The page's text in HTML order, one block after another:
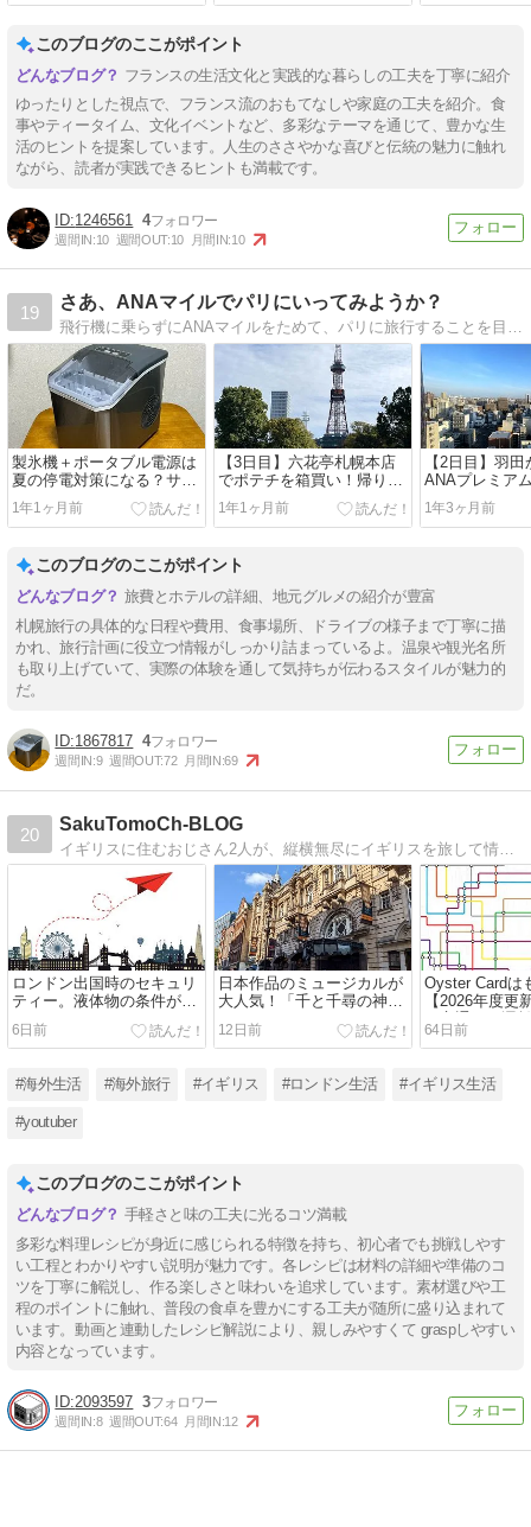
このブログのここがポイント
フランスの生活文化と実践的な暮らしの工夫を丁寧に紹介
ゆったりとした視点で、フランス流のおもてなしや家庭の工夫を紹介。食
事やティータイム、文化イベントなど、多彩なテーマを通じて、豊かな生
活のヒントを提案しています。人生のささやかな喜びと伝統の魅力に触れ
ながら、読者が実践できるヒントも満載です。
1246561 4
週間IN:10 週間OUT:10 月間IN:10
19
さあ、ANAマイルでパリにいってみようか？
製氷機＋ポータブル電源は
夏の停電対策になる？サン
コー製氷機「クリアアイス
ゴロン」を買ってみた！
1年1ヶ月前
【3日目】六花亭札幌本店
でポテチを箱買い！帰りは
手ぶらで楽しかった札幌旅
行
1年1ヶ月前
【2日目】羽
ANAプレミア
泊3日！支笏
こ）とエスコ
1年3ヶ月前
このブログのここがポイント
旅費とホテルの詳細、地元グルメの紹介が豊富
札幌旅行の具体的な日程や費用、食事場所、ドライブの様子まで丁寧に描
かれ、旅行計画に役立つ情報がしっかり詰まっているよ。温泉や観光名所
も取り上げていて、実際の体験を通して気持ちが伝わるスタイルが魅力的
だ。
1867817 4
週間IN:9 週間OUT:72 月間IN:69
20
SakuTomoCh-BLOG
イギリスに住むおじさん2人が、縦横無尽にイギリスを旅して情報発信！ロンドンはもちろん地方都市情報も！旅行・留学・駐在・ワーホリなど、渡英予定のある方にとって役立つ情報盛り沢山！旅行会社のお仕事に携わった経験から、個人ツアーも対応しています！
ロンドン出国時のセキュリ
ティー。液体物の条件が変
わりました！
6日前
日本作品のミュージカルが
大人気！「千と千尋の神隠
し」ミュージカルがロンド
ンで再演⁉
12日前
Oyster Cardは
【2026年度更
ン交通網の運
について
64日前
#海外生活 #海外旅行 #イギリス #ロンドン生活 #イギリス生活
#youtuber
このブログのここがポイント
手軽さと味の工夫に光るコツ満載
多彩な料理レシピが身近に感じられる特徴を持ち、初心者でも挑戦しやす
い工程とわかりやすい説明が魅力です。各レシピは材料の詳細や準備のコ
ツを丁寧に解説し、作る楽しさと味わいを追求しています。素材選びや工
程のポイントに触れ、普段の食卓を豊かにする工夫が随所に盛り込まれて
います。動画と連動したレシピ解説により、親しみやすくて graspしやすい
内容となっています。
2093597 3
週間IN:8 週間OUT:64 月間IN:12